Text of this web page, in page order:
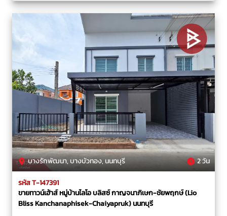
บางรักพัฒนา, บางบัวทอง, นนทบุรี 2 วัน
รหัส T-147391
ขายทาวน์เฮ้าส์ หมู่บ้านไลโอ บลิสซ์ กาญจนาภิเษก-ชัยพฤกษ์ (Lio
Bliss Kanchanaphisek-Chaiyapruk) นนทบุรี